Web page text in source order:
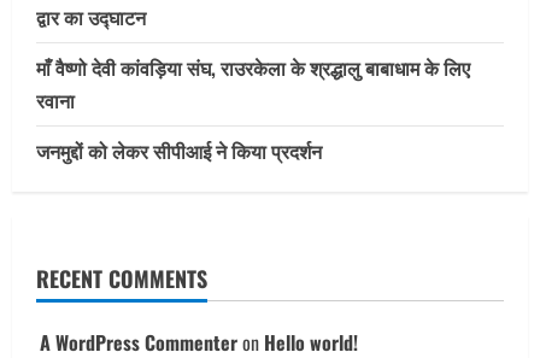
द्वार का उद्घाटन
माँ वैष्णो देवी कांवड़िया संघ, राउरकेला के श्रद्धालु बाबाधाम के लिए
रवाना
जनमुद्दों को लेकर सीपीआई ने किया प्रदर्शन
RECENT COMMENTS
A WordPress Commenteron Hello world!